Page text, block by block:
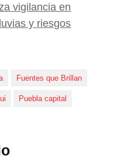
vigilancia en
y riesgos
Fuentes que Brillan
Puebla capital